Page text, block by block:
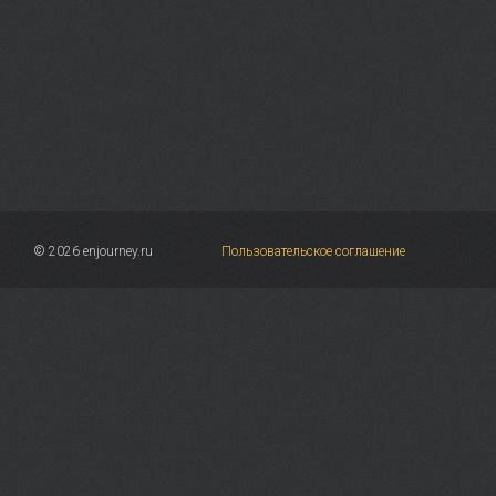
© 2026 enjourney.ru Пользовательское соглашение